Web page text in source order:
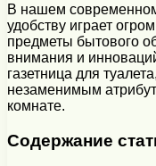
В нашем
удобству играет
предметы бытового
внимания и
газетница для
незаменимым
комнате.
Содержание